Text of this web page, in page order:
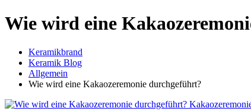
Wie wird eine
Keramikbrand
Keramik Blog
Allgemein
Wie wird eine Kakaozeremonie durchgeführt?